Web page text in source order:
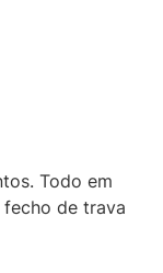
Todo em
de trava